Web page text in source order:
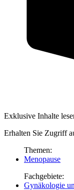
Exklusive Inhalte
Erhalten Sie Zugriff
Themen:
Menopause
Fachgebiete:
Gynäkologie